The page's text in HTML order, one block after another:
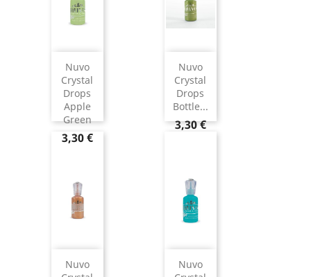
Nuvo
Crystal
Drops
Apple
Green
3,30 €
Nuvo
Crystal
Drops
Bottle...
3,30 €
Nuvo
Nuvo